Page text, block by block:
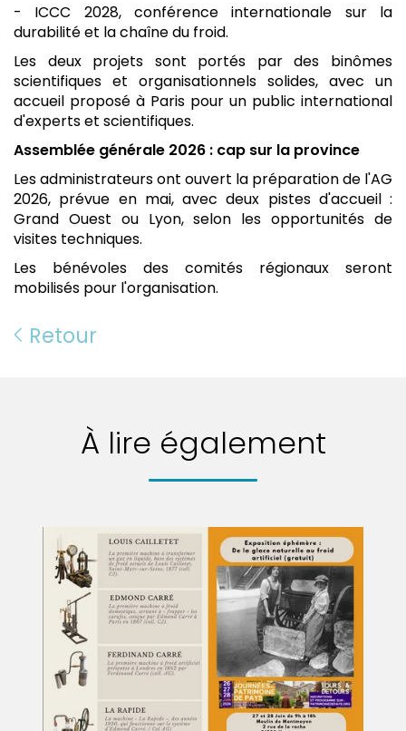
- ICCC 2028, conférence internationale sur la
durabilité et la chaîne du froid.
Les deux projets sont portés par des binômes
scientifiques et organisationnels solides, avec un
accueil proposé à Paris pour un public international
d'experts et scientifiques.
Assemblée générale 2026 : cap sur la province
Les administrateurs ont ouvert la préparation de l'AG
2026, prévue en mai, avec deux pistes d'accueil :
Grand Ouest ou Lyon, selon les opportunités de
visites techniques.
Les bénévoles des comités régionaux seront
mobilisés pour l'organisation.
Retour
À lire également